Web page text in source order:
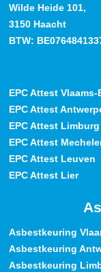
Wilde Heide 101,
3150 Haacht
BTW:
EPC Attest
EPC Attest
EPC Attest Limburg
EPC Attest
EPC Attest Leuven
EPC Attest Lier
Asbestkeuring
Asbestkeuring
Asbestkeuring